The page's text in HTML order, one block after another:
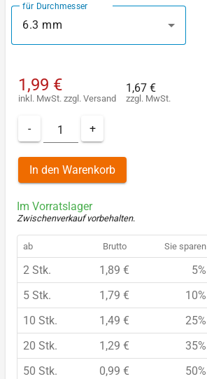
für Durchmesser
6.3 mm
1,99 €
inkl. MwSt. zzgl. Versand
1,67 €
zzgl. MwSt.
- +
In den Warenkorb
Im Vorratslager
Zwischenverkauf vorbehalten.
ab Brutto Sie sparen
2 Stk. 1,89 €
5%
5 Stk.
1,79 €
10%
10 Stk.
1,49 €
25%
20 Stk.
1,29 €
35%
50 Stk.
0,99 € 50%